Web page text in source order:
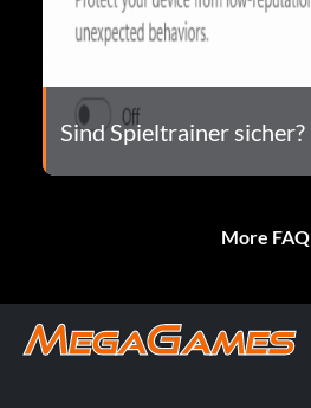
Sind Spieltrainer sicher?
More FAQ